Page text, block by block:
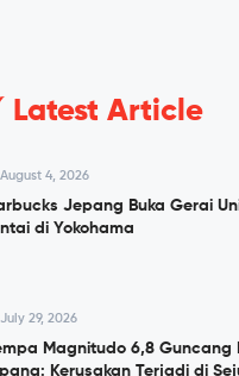
Latest Article
August 4, 2026
Jepang Buka Gerai
di Yokohama
July 29, 2026
Magnitudo 6,8 Guncang
Kerusakan Terjadi di